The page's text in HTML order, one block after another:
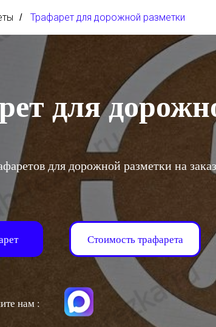
/ Трафарет для дорожной разметки
для
для дорожной разметки на
Стоимость трафарета
нам :